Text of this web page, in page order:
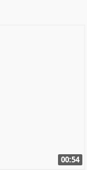
00:54